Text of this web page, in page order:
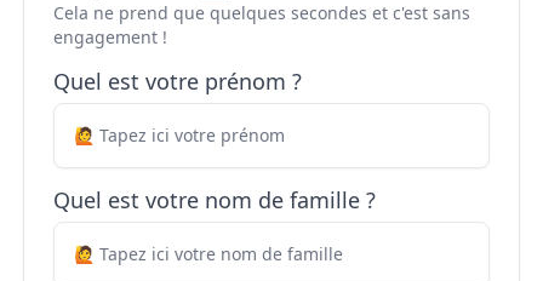
Cela ne prend que quelques secondes et c'est sans
engagement !
Quel est votre prénom ?
Quel est votre nom de famille ?